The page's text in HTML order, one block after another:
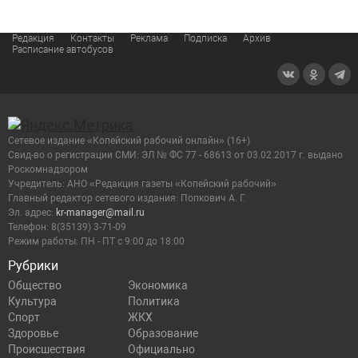
Редакция Контакты Реклама Подписка
Архив
Расписание автобусов
Рубрики
Общество
Экономика
Культура
Политика
Спорт
ЖКХ
Здоровье
Образование
Происшествия
Официально
Сетевое издание «Копейский рабочий онлайн» (16+)
Cвид-во о регистрации СМИ: ЭЛ № ФС 77 - 68613 от 03.02.2017 г. выдано
Роскомнадзором
Учредитель: АНО «Редакция газеты «Копейский рабочий»
Главный редактор сетевого издания: Попкович А. Г.
Эл. адрес: kr-manager@mail.ru
Телефон: 8(35139) 3-71-09
Режим работы: ПН - ПТ с 9:00 до 18:00